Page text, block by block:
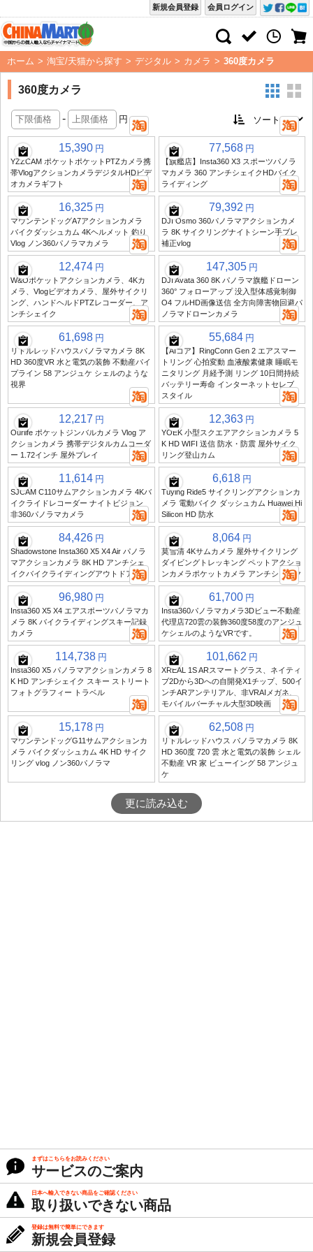
会員ログイン
新規会員登録
ホーム > 淘宝/天猫から探す > デジタル > カメラ > 360度カメラ
360度カメラ
- 円
15,390 円
YZZCAM ポケットポケットPTZカメラ携
帯VlogアクションカメラデジタルHDビデ
オカメラギフト
77,568 円
【旗艦店】Insta360 X3 スポーツパノラ
マカメラ 360 アンチシェイクHDバイク
ライディング
16,325 円
マウンテンドッグA7アクションカメラ
バイクダッシュカム 4Kヘルメット 釣り
Vlog ノン360パノラマカメラ
79,392 円
DJI Osmo 360パノラマアクションカメ
ラ 8K サイクリングナイトシーン手ブレ
補正vlog
12,474 円
W&Oポケットアクションカメラ、4Kカ
メラ、Vlogビデオカメラ、屋外サイクリ
ング、ハンドヘルドPTZレコーダー、ア
ンチシェイク
147,305 円
DJI Avata 360 8K パノラマ旗艦ドローン
360° フォローアップ 没入型体感覚制御
O4 フルHD画像送信 全方向障害物回避パ
ノラマドローンカメラ
61,698 円
リトルレッドハウスパノラマカメラ 8K
HD 360度VR 水と電気の装飾 不動産パイ
プライン 58 アンジュケ シェルのような
視界
55,684 円
【AIコア】RingConn Gen 2 エアスマー
トリング 心拍変動 血液酸素健康 睡眠モ
ニタリング 月経予測 リング 10日間持続
バッテリー寿命 インターネットセレブ
スタイル
12,217 円
Ourlife ポケットジンバルカメラ Vlog ア
クションカメラ 携帯デジタルカムコーダ
ー 1.72インチ 屋外プレイ
12,363 円
YOEK 小型スクエアアクションカメラ 5
K HD WIFI 送信 防水・防震 屋外サイク
リング登山カム
11,614 円
SJCAM C110サムアクションカメラ 4Kバ
イクライドレコーダー ナイトビジョン
非360パノラマカメラ
6,618 円
Tuying Ride5 サイクリングアクションカ
メラ 電動バイク ダッシュカム Huawei Hi
Silicon HD 防水
84,426 円
Shadowstone Insta360 X5 X4 Air パノラ
マアクションカメラ 8K HD アンチシェ
イクバイクライディングアウトドアVlog
8,064 円
莫雪清 4Kサムカメラ 屋外サイクリング
ダイビングトレッキング ペットアクショ
ンカメラポケットカメラ アンチシェイク
96,980 円
Insta360 X5 X4 エアスポーツパノラマカ
メラ 8K バイクライディングスキー記録
カメラ
61,700 円
Insta360パノラマカメラ3Dビュー不動産
代理店720雲の装飾360度58度のアンジュ
ケシェルのようなVRです。
114,738 円
Insta360 X5 パノラマアクションカメラ 8
K HD アンチシェイク スキー ストリート
フォトグラフィー トラベル
101,662 円
XREAL 1S ARスマートグラス、ネイティ
ブ2Dから3Dへの自開発X1チップ、500イ
ンチARアンテリアル、非VRAIメガネ、
モバイルバーチャル大型3D映画
15,178 円
マウンテンドッグG11サムアクションカ
メラ バイクダッシュカム 4K HD サイク
リング vlog ノン360パノラマ
62,508 円
リトルレッドハウス パノラマカメラ 8K
HD 360度 720 雲 水と電気の装飾 シェル
不動産 VR 家 ビューイング 58 アンジュ
ケ
更に読み込む
まずはこちらをお読みください
サービスのご案内
日本へ輸入できない商品をご確認ください
取り扱いできない商品
登録は無料で簡単にできます
新規会員登録